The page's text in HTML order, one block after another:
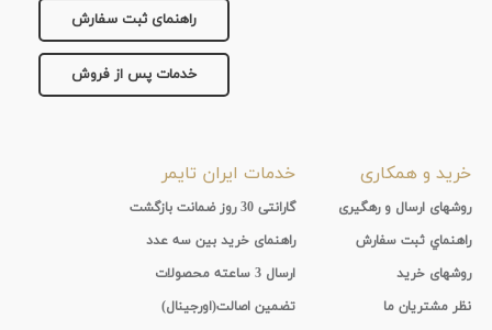
راهنمای ثبت سفارش
خدمات پس از فروش
خرید و همکاری
روشهای ارسال و رهگیری
راهنماي ثبت سفارش
روشهای خرید
نظر مشتریان ما
خدمات ایران تایمر
گارانتی 30 روز ضمانت بازگشت
راهنمای خرید بین سه عدد
ارسال 3 ساعته محصولات
تضمین اصالت(اورجینال)